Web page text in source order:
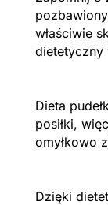
właściwie
dietetyczny
Dieta
posiłki,
omyłkowo
Dzięki